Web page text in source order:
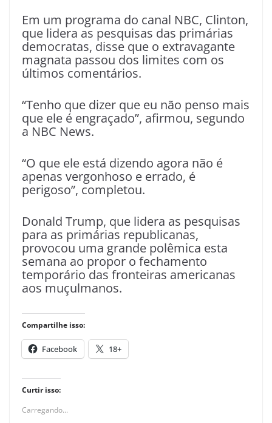
Em um programa do canal NBC, Clinton,
que lidera as pesquisas das primárias
democratas, disse que o extravagante
magnata passou dos limites com os
últimos comentários.
“Tenho que dizer que eu não penso mais
que ele é engraçado”, afirmou, segundo
a NBC News.
“O que ele está dizendo agora não é
apenas vergonhoso e errado, é
perigoso”, completou.
Donald Trump, que lidera as pesquisas
para as primárias republicanas,
provocou uma grande polêmica esta
semana ao propor o fechamento
temporário das fronteiras americanas
aos muçulmanos.
Compartilhe isso:
Facebook 18+
Curtir isso:
Carregando...